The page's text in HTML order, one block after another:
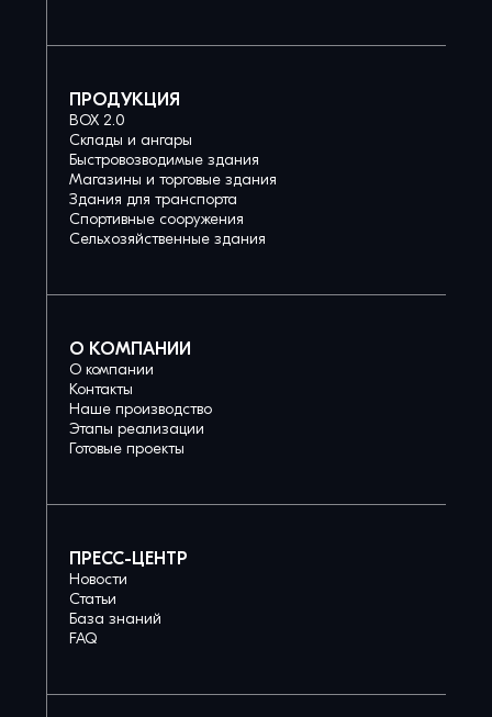
ПРОДУКЦИЯ
BOX 2.0
Склады и ангары
Быстровозводимые здания
Магазины и торговые здания
Здания для транспорта
Спортивные сооружения
Сельхозяйственные здания
О КОМПАНИИ
О компании
Контакты
Наше производство
Этапы реализации
Готовые проекты
ПРЕСС-ЦЕНТР
Новости
Статьи
База знаний
FAQ